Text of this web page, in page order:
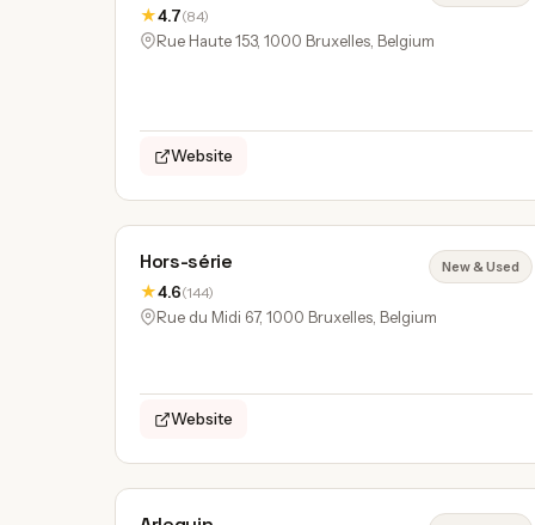
★4.7(84)
Rue Haute 153, 1000 Bruxelles, Belgium
Website
Hors-série
★4.6(144)
New & Used
Rue du Midi 67, 1000 Bruxelles, Belgium
Website